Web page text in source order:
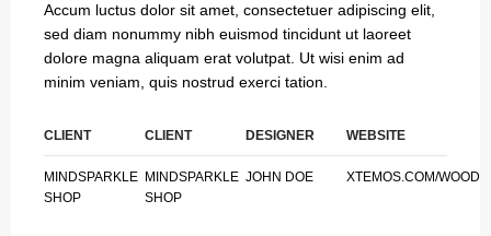
Accum luctus dolor sit amet, consectetuer adipiscing elit,
sed diam nonummy nibh euismod tincidunt ut laoreet
dolore magna aliquam erat volutpat. Ut wisi enim ad
minim veniam, quis nostrud exerci tation.
CLIENT
MINDSPARKLE
SHOP
CLIENT
MINDSPARKLE
SHOP
DESIGNER
JOHN DOE
WEBSITE
XTEMOS.COM/WOOD